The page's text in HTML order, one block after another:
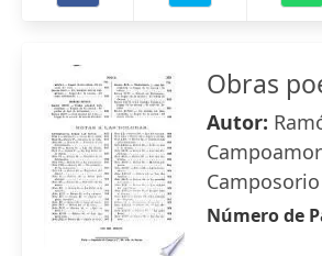
Obras
Autor:
Camposorio
Número de